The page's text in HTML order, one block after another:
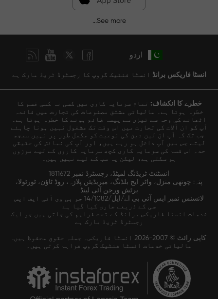
See more...
اردو
انسٹا فاریکس برانڈ انسٹا فنٹیک گروپ کا رجسٹرڈ ٹریڈ مارک ہے
خطرے کا انکشاف: تمام سرمایہ کاری میں کسی نہ کسی قسم کا
خطرہ ہوتا ہے۔ مالیاتی مشتق مصنوعات کی تجارت میں فائدہ
اٹھانے کی وجہ سے تیزی سے پیسہ ضائع ہونے کا خطرہ ہوتا ہے۔
آپ کو ان آلات کی تجارت میں اس وقت تک مشغول نہیں ہونا چاہئے
جب تک کہ آپ ان لین دین کی نوعیت کو مکمل طور پر نہیں سمجھ
لیتے جس میں آپ داخل ہو رہے ہیں، اور آپ کی نمائش کی حقیقی
حد۔ اس قسم کی سرمایہ کاری کچھ سرمایہ کاروں کے لیے موزوں
ہو سکتی ہے، لیکن یہ سب کے لیے نہیں ہیں۔
انسٹنٹ ٹریڈنگ لمیٹڈ، رجسٹرڈ نمبر 1811672
پتہ: چوتھی منزل، واٹر ایج بلڈنگ، میریڈیئن پلازہ، روڈ ٹاؤن، ٹورٹولا،
برٹش ورجن آئی لینڈ
لائسنس نمبر ایس آئی بی اے/ایل/14/1082 جو بی وی آئی ایف ایس
سی کے ذریعے جاری کیا گیا ہے
خدمات انسٹا فاریکس برانڈ کے تحت فراہم کی جاتی ہیں جو ایک
رجسٹرڈ ٹریڈ مارک ہے
کاپی رائٹ © 2007-2026 انسٹا فاریکس۔ جملہ حقوق محفوظ ہیں.
مالیاتی خدمات انسٹا فنٹیک گروپ فراہم کرتی ہیں۔